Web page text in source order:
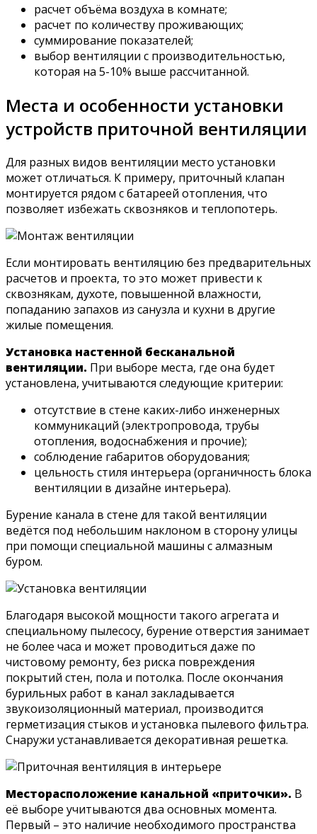
расчет объёма воздуха в комнате;
расчет по количеству проживающих;
суммирование показателей;
выбор вентиляции с производительностью,
которая на 5-10% выше рассчитанной.
Места и особенности установки
устройств приточной вентиляции
Для разных видов вентиляции место установки
может отличаться. К примеру, приточный клапан
монтируется рядом с батареей отопления, что
позволяет избежать сквозняков и теплопотерь.
Если монтировать вентиляцию без предварительных
расчетов и проекта, то это может привести к
сквознякам, духоте, повышенной влажности,
попаданию запахов из санузла и кухни в другие
жилые помещения.
Установка настенной бесканальной
вентиляции. При выборе места, где она будет
установлена, учитываются следующие критерии:
отсутствие в стене каких-либо инженерных
коммуникаций (электропровода, трубы
отопления, водоснабжения и прочие);
соблюдение габаритов оборудования;
цельность стиля интерьера (органичность блока
вентиляции в дизайне интерьера).
Бурение канала в стене для такой вентиляции
ведётся под небольшим наклоном в сторону улицы
при помощи специальной машины с алмазным
буром.
Благодаря высокой мощности такого агрегата и
специальному пылесосу, бурение отверстия занимает
не более часа и может проводиться даже по
чистовому ремонту, без риска повреждения
покрытий стен, пола и потолка. После окончания
бурильных работ в канал закладывается
звукоизоляционный материал, производится
герметизация стыков и установка пылевого фильтра.
Снаружи устанавливается декоративная решетка.
Месторасположение канальной «приточки». В
её выборе учитываются два основных момента.
Первый – это наличие необходимого пространства